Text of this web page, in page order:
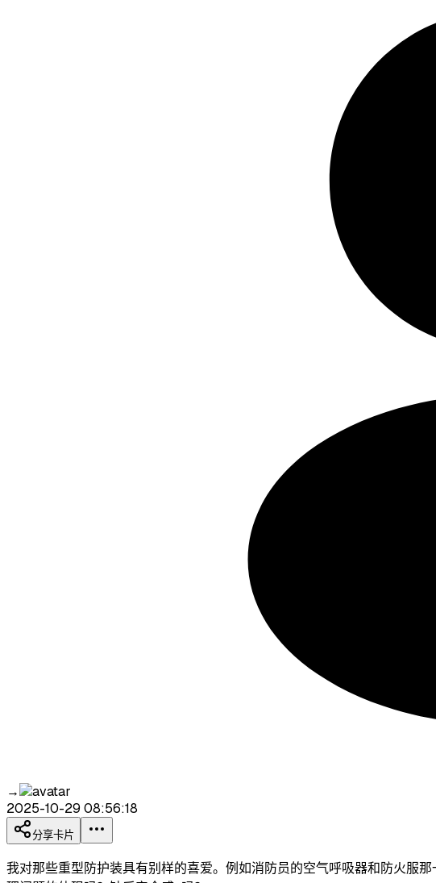
→
2025-10-29 08:56:18
分享卡片
我对那些重型防护装具有别样的喜爱。例如消防员的空气呼吸器和防火服